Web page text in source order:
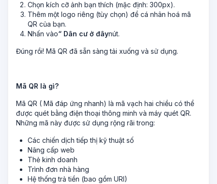
Chọn kích cỡ ảnh bạn thích (mặc định: 300px).
Thêm một logo riêng (tùy chọn) để cá nhân hoá mã
QR của bạn.
Nhấn vào“ Dân cư ở đâynút.
Đúng rồi! Mã QR đã sẵn sàng tải xuống và sử dụng.
Mã QR là gì?
Mã QR ( Mã đáp ứng nhanh) là mã vạch hai chiều có thể
được quét bằng điện thoại thông minh và máy quét QR.
Những mã này được sử dụng rộng rãi trong:
Các chiến dịch tiếp thị kỹ thuật số
Nâng cấp web
Thẻ kinh doanh
Trình đơn nhà hàng
Hệ thống trả tiền (bao gồm URI)